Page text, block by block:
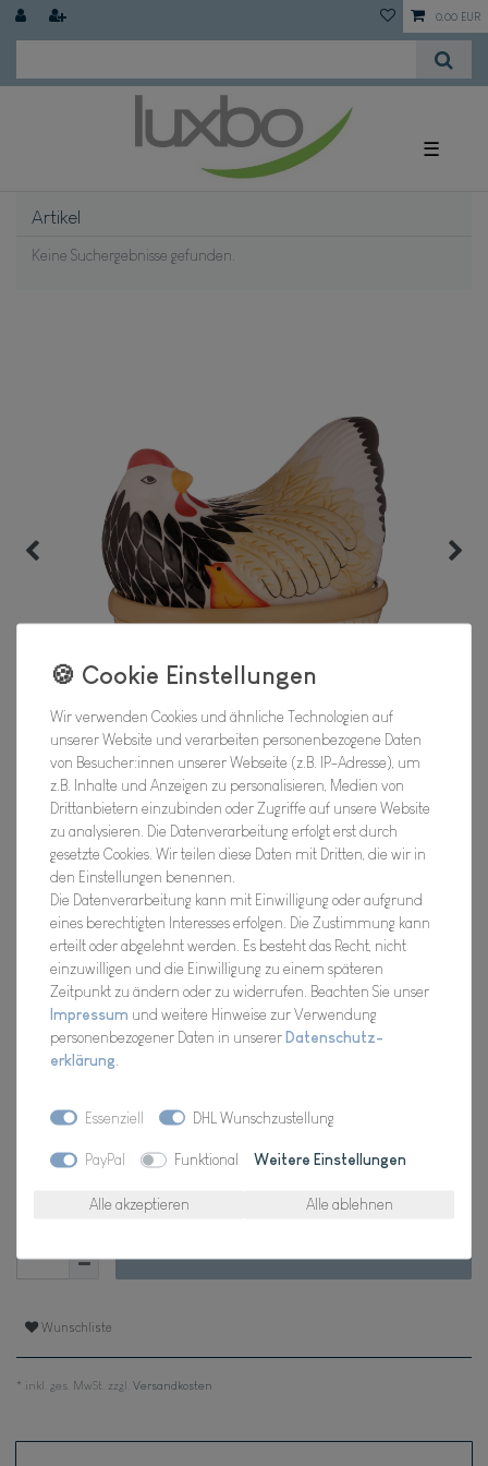
0,00 EUR
☰
Artikel
Keine Suchergebnisse gefunden.
Keramikhuhn farbig
Hersteller
Artikel Nr.:
2001.275
49,98 EUR
Inhalt1Stück
Wunschliste
* inkl. ges. MwSt. zzgl. Versandkosten
Wir verwenden Cookies und ähnliche Technologien auf
unserer Website und verarbeiten personenbezogene Daten
von Besucher:innen unserer Webseite (z.B. IP-Adresse), um
z.B. Inhalte und Anzeigen zu personalisieren, Medien von
Drittanbietern einzubinden oder Zugriffe auf unsere Website
zu analysieren. Die Datenverarbeitung erfolgt erst durch
gesetzte Cookies. Wir teilen diese Daten mit Dritten, die wir in
den Einstellungen benennen.
Die Datenverarbeitung kann mit Einwilligung oder aufgrund
eines berechtigten Interesses erfolgen. Die Zustimmung kann
erteilt oder abgelehnt werden. Es besteht das Recht, nicht
einzuwilligen und die Einwilligung zu einem späteren
Zeitpunkt zu ändern oder zu widerrufen. Beachten Sie unser
Impressum und weitere Hinweise zur Verwendung
personenbezogener Daten in unsererDaten­schutz­
erklärung
Essenziell DHL Wunschzustellung
PayPal Funktional Weitere Einstellungen
Alle akzeptieren Alle ablehnen